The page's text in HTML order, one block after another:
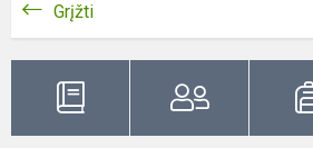
Grįžti